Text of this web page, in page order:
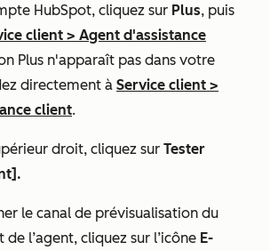
HubSpot, cliquez sur Plus, puis
client > Agent d'assistance
Plus n'apparaît pas dans votre
directement à Service client >
client.
droit, cliquez sur Tester
le canal de prévisualisation du
l’agent, cliquez sur l’icône E-